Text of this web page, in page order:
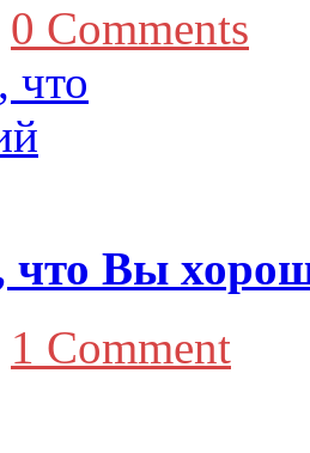
0 Comments
что Вы
1 Comment